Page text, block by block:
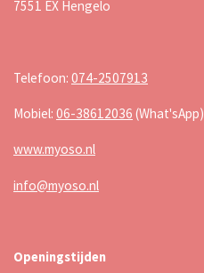
7551 EX Hengelo
Telefoon: 074-2507913
Mobiel: 06-38612036 (What'sApp)
www.myoso.nl
info@myoso.nl
Openingstijden